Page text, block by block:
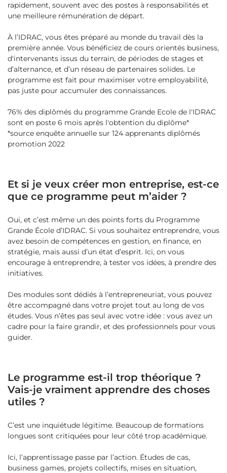
rapidement, souvent avec des postes à responsabilités et
une meilleure rémunération de départ.
À l’IDRAC, vous êtes préparé au monde du travail dès la
première année. Vous bénéficiez de cours orientés business,
d'intervenants issus du terrain, de périodes de stages et
d’alternance, et d’un réseau de partenaires solides. Le
programme est fait pour maximiser votre employabilité,
pas juste pour accumuler des connaissances.
76% des diplômés du programme Grande Ecole de l'IDRAC
sont en poste 6 mois après l'obtention du diplôme*
*source enquête annuelle sur 124 apprenants diplômés
promotion 2022
Et si je veux créer mon entreprise, est-ce
que ce programme peut m’aider ?
Oui, et c’est même un des points forts du Programme
Grande École d’IDRAC. Si vous souhaitez entreprendre, vous
avez besoin de compétences en gestion, en finance, en
stratégie, mais aussi d’un état d’esprit. Ici, on vous
encourage à entreprendre, à tester vos idées, à prendre des
initiatives.
Des modules sont dédiés à l’entrepreneuriat, vous pouvez
être accompagné dans votre projet tout au long de vos
études. Vous n’êtes pas seul avec votre idée : vous avez un
cadre pour la faire grandir, et des professionnels pour vous
guider.
Le programme est-il trop théorique ?
Vais-je vraiment apprendre des choses
utiles ?
C’est une inquiétude légitime. Beaucoup de formations
longues sont critiquées pour leur côté trop académique.
Ici, l’apprentissage passe par l’action. Études de cas,
business games, projets collectifs, mises en situation,